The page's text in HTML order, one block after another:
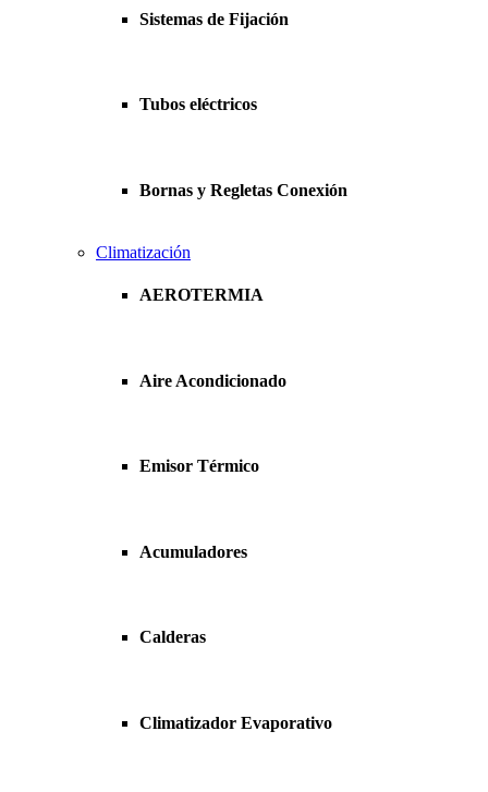
Sistemas de Fijación
Tubos eléctricos
Bornas y Regletas Conexión
Climatización
AEROTERMIA
Aire Acondicionado
Emisor Térmico
Acumuladores
Calderas
Climatizador Evaporativo